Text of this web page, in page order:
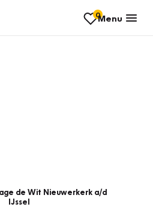
0Menu
de Wit Nieuwerkerk a/d
IJssel